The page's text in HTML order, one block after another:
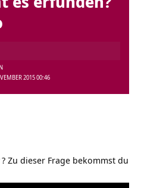
2015 00:46
? Zu dieser Frage bekommst du